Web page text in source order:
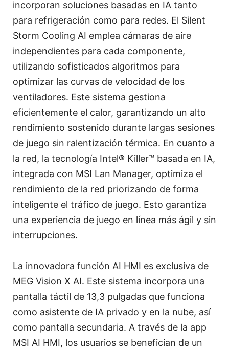
incorporan soluciones basadas en IA tanto
para refrigeración como para redes. El Silent
Storm Cooling AI emplea cámaras de aire
independientes para cada componente,
utilizando sofisticados algoritmos para
optimizar las curvas de velocidad de los
ventiladores. Este sistema gestiona
eficientemente el calor, garantizando un alto
rendimiento sostenido durante largas sesiones
de juego sin ralentización térmica. En cuanto a
la red, la tecnología Intel® Killer™ basada en IA,
integrada con MSI Lan Manager, optimiza el
rendimiento de la red priorizando de forma
inteligente el tráfico de juego. Esto garantiza
una experiencia de juego en línea más ágil y sin
interrupciones.
La innovadora función AI HMI es exclusiva de
MEG Vision X AI. Este sistema incorpora una
pantalla táctil de 13,3 pulgadas que funciona
como asistente de IA privado y en la nube, así
como pantalla secundaria. A través de la app
MSI AI HMI, los usuarios se benefician de un